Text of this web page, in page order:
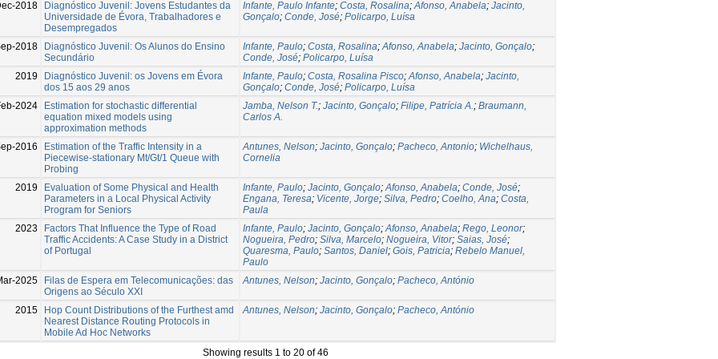
2018
Diagnóstico Juvenil: Jovens Estudantes da
Universidade de Évora, Trabalhadores e
Desempregados
Infante, Paulo Infante; Costa, Rosalina;Afonso, Anabela; Jacinto,
Gonçalo; Conde, José; Policarpo, Luísa
2018
Diagnóstico Juvenil: Os Alunos do Ensino
Secundário
Infante, Paulo; Costa, Rosalina;Afonso, Anabela; Jacinto, Gonçalo;
Conde, José; Policarpo, Luísa
2019
Diagnóstico Juvenil: os Jovens em Évora
dos 15 aos 29 anos
Infante, Paulo; Costa, Rosalina Pisco;Afonso, Anabela; Jacinto,
Gonçalo; Conde, José; Policarpo, Luísa
2024
Estimation for stochastic differential
equation mixed models using
approximation methods
Jamba, Nelson T.; Jacinto, Gonçalo; Filipe, Patrícia A.; Braumann,
Carlos A.
2016
Estimation of the Traffic Intensity in a
Piecewise-stationary Mt/Gt/1 Queue with
Probing
Antunes, Nelson; Jacinto, Gonçalo; Pacheco, Antonio; Wichelhaus,
Cornelia
2019
Evaluation of Some Physical and Health
Parameters in a Local Physical Activity
Program for Seniors
Infante, Paulo; Jacinto, Gonçalo;Afonso, Anabela; Conde, José;
Engana, Teresa; Vicente, Jorge; Silva, Pedro; Coelho, Ana; Costa,
Paula
2023
Factors That Influence the Type of Road
Traffic Accidents: A Case Study in a District
of Portugal
Infante, Paulo; Jacinto, Gonçalo;Afonso, Anabela; Rego, Leonor;
Nogueira, Pedro; Silva, Marcelo; Nogueira, Vitor; Saias, José;
Quaresma, Paulo; Santos, Daniel; Gois, Patricia; Rebelo Manuel,
Paulo
2025
Filas de Espera em Telecomunicações: das
Origens ao Século XXI
Antunes, Nelson; Jacinto, Gonçalo; Pacheco, António
2015
Hop Count Distributions of the Furthest amd
Nearest Distance Routing Protocols in
Mobile Ad Hoc Networks
Antunes, Nelson; Jacinto, Gonçalo; Pacheco, António
Showing results 1 to 20 of 46